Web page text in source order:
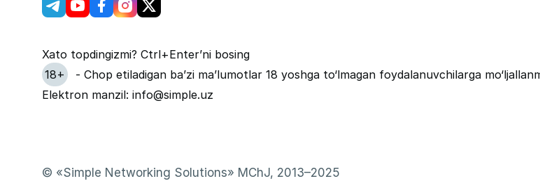
Xato topdingizmi? Ctrl+Enter’ni bosing
18+
- Chop etiladigan ba’zi ma’lumotlar 18 yoshga to‘lmagan foydalanuvchilarga
Elektron manzil: info@simple.uz
© «Simple Networking Solutions» MChJ, 2013–2025